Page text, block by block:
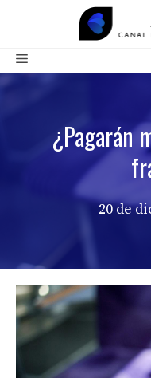
contenido
Menú
¿Pagarán
20 de